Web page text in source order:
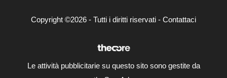
Copyright ©2026 - Tutti i diritti riservati - Contattaci
Le attività pubblicitarie su questo sito sono gestite da